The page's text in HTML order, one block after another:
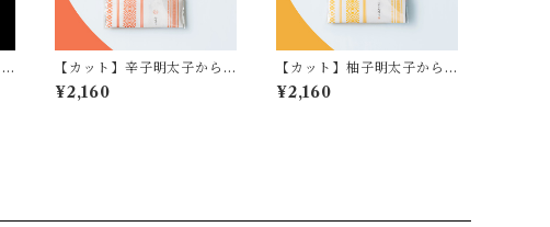
【カット】辛子明太子から
すみ
¥2,160
【カット】柚子明太子から
すみ
¥2,160